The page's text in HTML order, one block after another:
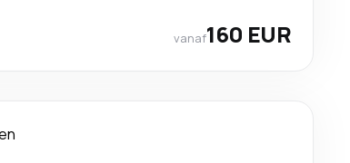
vanaf160 EUR